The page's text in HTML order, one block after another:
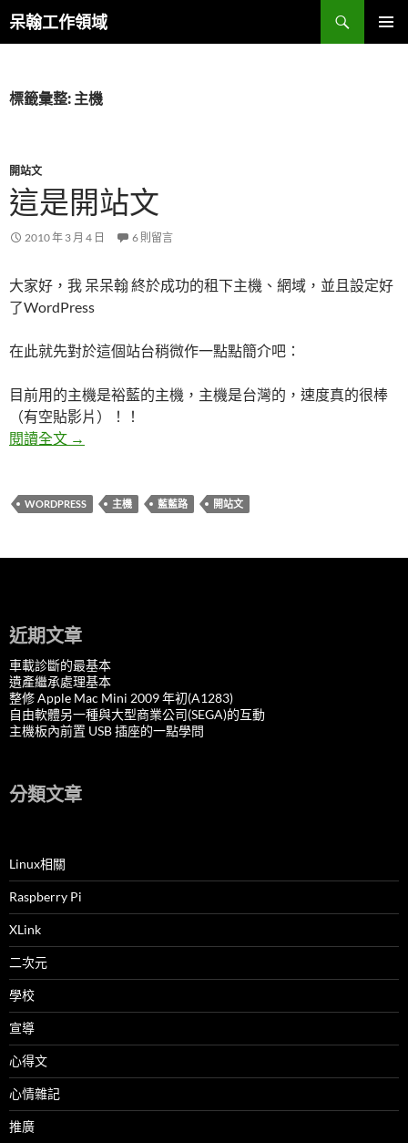
跳
至
內
呆翰工作領域
搜
尋
標籤彙整: 主機
開站文
這是開站文
2010 年 3 月 4 日 6 則留言
大家好，我 呆呆翰 終於成功的租下主機、網域，並且設定好
了WordPress
在此就先對於這個站台稍微作一點點簡介吧：
目前用的主機是裕藍的主機，主機是台灣的，速度真的很棒
（有空貼影片）！！
閱讀全文 這是開站文
→
WORDPRESS 主機 藍藍路 開站文
近期文章
車載診斷的最基本
遺產繼承處理基本
整修 Apple Mac Mini 2009 年初(A1283)
自由軟體另一種與大型商業公司(SEGA)的互動
主機板內前置 USB 插座的一點學問
分類文章
Linux相關
Raspberry Pi
XLink
二次元
學校
宣導
心得文
心情雜記
推廣